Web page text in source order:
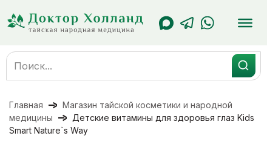
содержанию
Search
for:
Главная
Магазин тайской косметики и народной
медицины
Детские витамины для здоровья глаз Kids
Smart Nature`s Way